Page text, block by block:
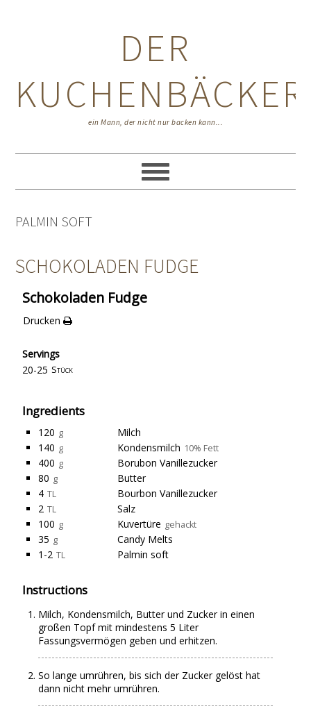
DER
KUCHENBÄCKER
ein Mann, der nicht nur backen kann...
PALMIN SOFT
SCHOKOLADEN FUDGE
Schokoladen Fudge
Drucken
Servings
20-25 Stück
Ingredients
120 g
Milch
140 g Kondensmilch 10% Fett
400 g
Borubon Vanillezucker
80 g
Butter
4 TL
Bourbon Vanillezucker
2 TL
Salz
100 g Kuvertüre gehackt
35 g
Candy Melts
1-2 TL Palmin soft
Instructions
Milch, Kondensmilch, Butter und Zucker in einen
großen Topf mit mindestens 5 Liter
Fassungsvermögen geben und erhitzen.
So lange umrühren, bis sich der Zucker gelöst hat
dann nicht mehr umrühren.